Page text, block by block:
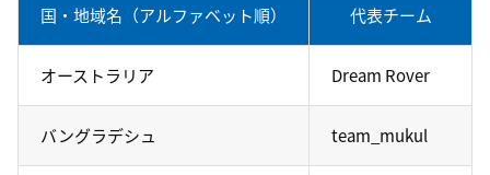
国・地域名（アルファベット順） 代表チーム
オーストラリア Dream Rover
バングラデシュ team_mukul